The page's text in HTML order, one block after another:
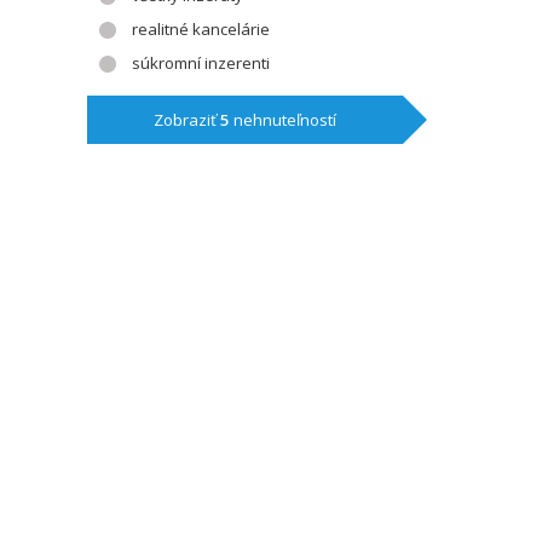
realitné kancelárie
súkromní inzerenti
Zobraziť5 nehnuteľností